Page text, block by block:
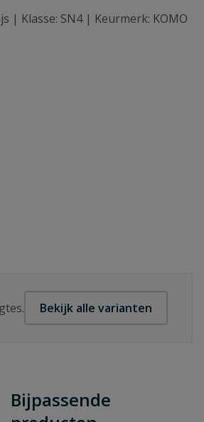
| Klasse: SN4 | Keurmerk: KOMO
Bekijk alle varianten
Bijpassende